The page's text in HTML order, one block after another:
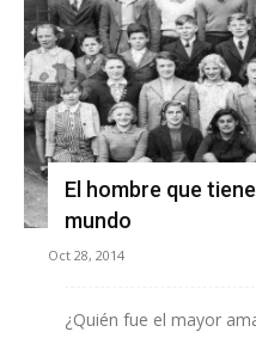
El hombre que
mundo
Oct 28, 2014
¿Quién fue el mayor